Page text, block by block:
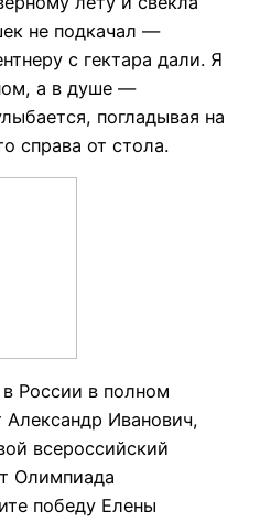
не подкачал —
с гектара дали. Я
а в душе —
погладывая на
справа от стола.
России в полном
Иванович,
всероссийский
Олимпиада
победу Елены